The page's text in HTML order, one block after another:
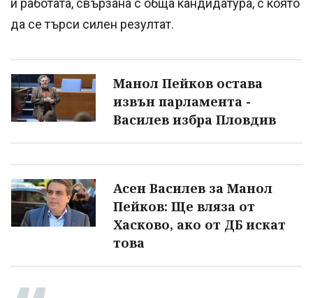
и работата, свързана с обща кандидатура, с която
да се търси силен резултат.
Манол Пейков остава
извън парламента -
Василев избра Пловдив
Асен Василев за Манол
Пейков: Ще вляза от
Хасково, ако от ДБ искат
това